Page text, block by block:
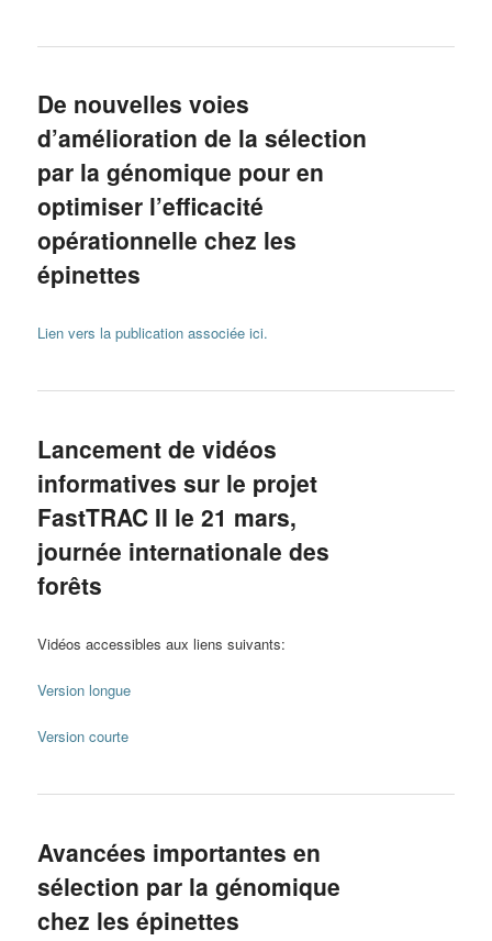
De nouvelles voies
d’amélioration de la sélection
par la génomique pour en
optimiser l’efficacité
opérationnelle chez les
épinettes
Lien vers la publication associée ici.
Lancement de vidéos
informatives sur le projet
FastTRAC II le 21 mars,
journée internationale des
forêts
Vidéos accessibles aux liens suivants:
Version longue
Version courte
Avancées importantes en
sélection par la génomique
chez les épinettes